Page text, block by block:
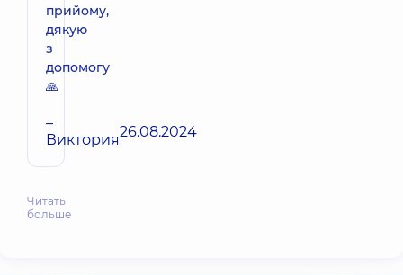
прийому,
дякую
з
допомогу
🙏
–
Виктория26.08.2024
Читать
больше